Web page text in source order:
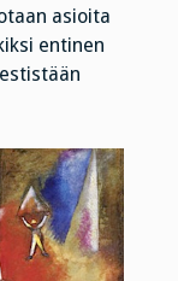
asioita
entinen